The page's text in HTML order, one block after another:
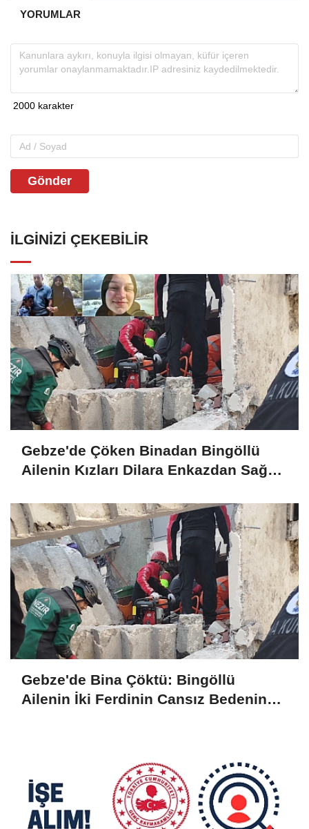
YORUMLAR
Gönder
İLGINIZI ÇEKEBILIR
Gebze'de Çöken Binadan Bingöllü
Ailenin Kızları Dilara Enkazdan Sağ
Gebze'de Bina Çöktü: Bingöllü
Ailenin İki Ferdinin Cansız Bedenine